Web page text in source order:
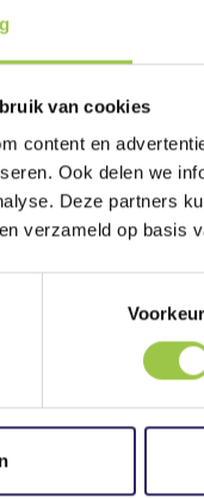
van cookies
content en
Ook delen we
Deze partners
verzameld op basis
Op een
terrein is
Volgens
Boutje wil
knutselen
Zo komen
eng
die haar
gebruiken!